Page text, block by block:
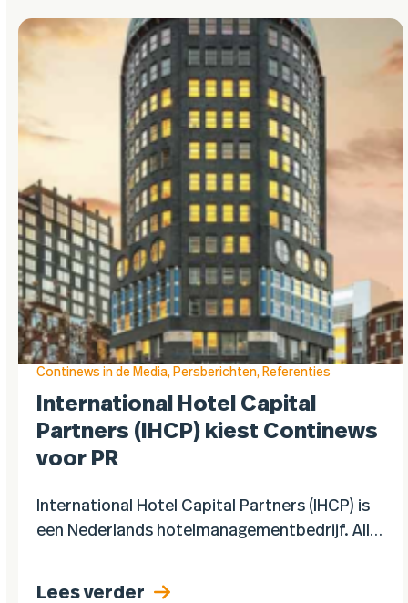
Continews in de Media, Persberichten, Referenties
International Hotel Capital
Partners (IHCP) kiest Continews
voor PR
International Hotel Capital Partners (IHCP) is
een Nederlands hotelmanagementbedrijf. Alle
Lees verder